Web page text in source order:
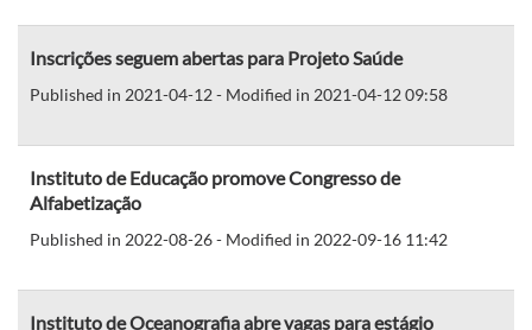
Inscrições seguem abertas para Projeto Saúde
Published in 2021-04-12 - Modified in 2021-04-12 09:58
Instituto de Educação promove Congresso de
Alfabetização
Published in 2022-08-26 - Modified in 2022-09-16 11:42
Instituto de Oceanografia abre vagas para estágio